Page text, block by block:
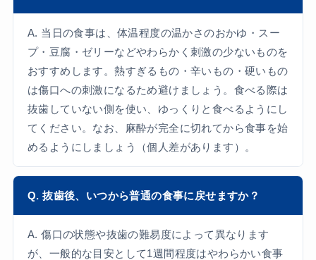
A. 当日の食事は、体温程度の温かさのおかゆ・スー
プ・豆腐・ゼリーなどやわらかく刺激の少ないものを
おすすめします。熱すぎるもの・辛いもの・硬いもの
は傷口への刺激になるため避けましょう。食べる際は
抜歯していない側を使い、ゆっくりと食べるようにし
てください。なお、麻酔が完全に切れてから食事を始
めるようにしましょう（個人差があります）。
Q. 抜歯後、いつから普通の食事に戻せますか？
A. 傷口の状態や抜歯の難易度によって異なります
が、一般的な目安として1週間程度はやわらかい食事